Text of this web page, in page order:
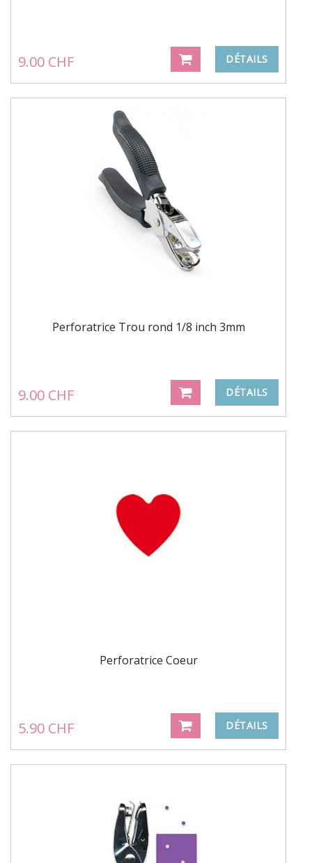
9.00 CHF DÉTAILS
Perforatrice Trou rond 1/8 inch 3mm
9.00 CHF DÉTAILS
Perforatrice Coeur
5.90 CHF DÉTAILS